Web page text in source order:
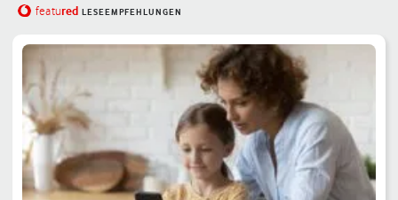
featured LESEEMPFEHLUNGEN